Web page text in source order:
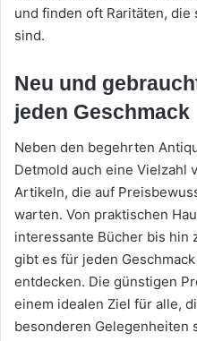
und finden oft Raritäten,
sind.
Neu und
jeden Geschmack
Neben den begehrten
Detmold auch eine Vielzahl
Artikeln, die auf
warten. Von praktischen
interessante Bücher bis hin
gibt es für jeden
entdecken. Die günstigen
einem idealen Ziel für alle,
besonderen Gelegenheiten